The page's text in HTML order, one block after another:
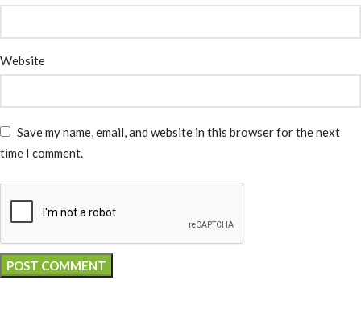
Website
Save my name, email, and website in this browser for the next
time I comment.